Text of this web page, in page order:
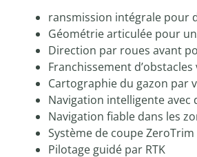
ransmission intégrale pour
Géométrie articulée pour
Direction par roues avant
Franchissement
Cartographie du gazon par
Navigation intelligente
Navigation fiable dans les
Système de coupe
Pilotage guidé par RTK